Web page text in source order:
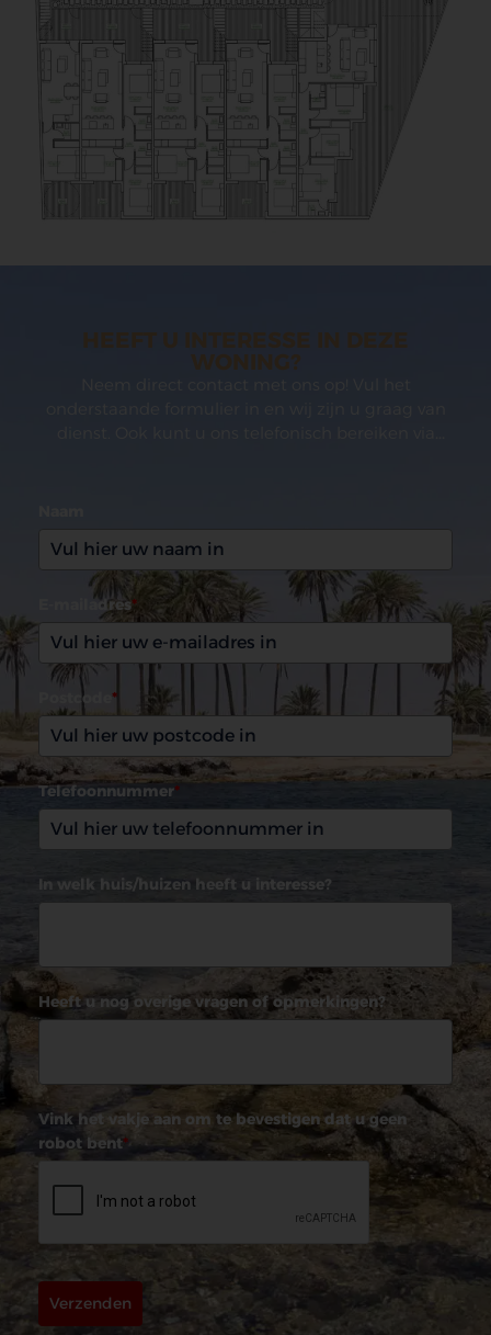
HEEFT U INTERESSE IN DEZE
WONING?
E-mailadres*
Postcode *
Telefoonnummer*
In welk huis/huizen heeft u interesse?
Heeft u nog overige vragen of opmerkingen?
Vink het vakje aan om te bevestigen dat u geen
robot bent*
Verzenden